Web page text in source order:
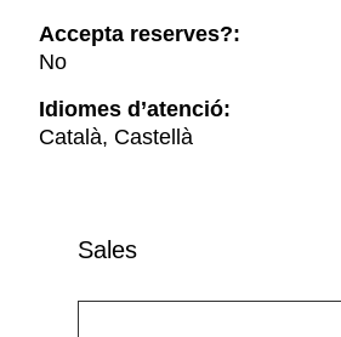
Accepta reserves?:
No
Idiomes d’atenció:
Català, Castellà
Sales